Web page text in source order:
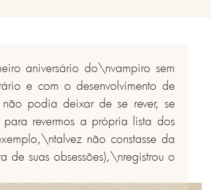
aniversário do\nvampiro sem
e com o desenvolvimento de
podia deixar de se rever, se
revermos a própria lista dos
não constasse da
de suas obsessões),\nregistrou o